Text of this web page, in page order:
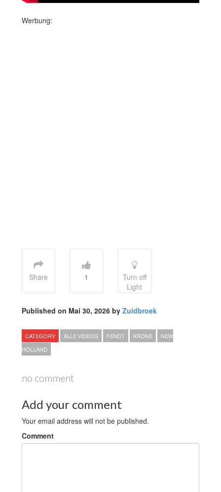
Werbung:
Share 1
Turn off
Light
Published on Mai 30, 2026 by Zuidbroek
CATEGORY ALLE VIDEOS FENDT KRONE
NEW
HOLLAND
no comment
Add your comment
Your email address will not be published.
Comment